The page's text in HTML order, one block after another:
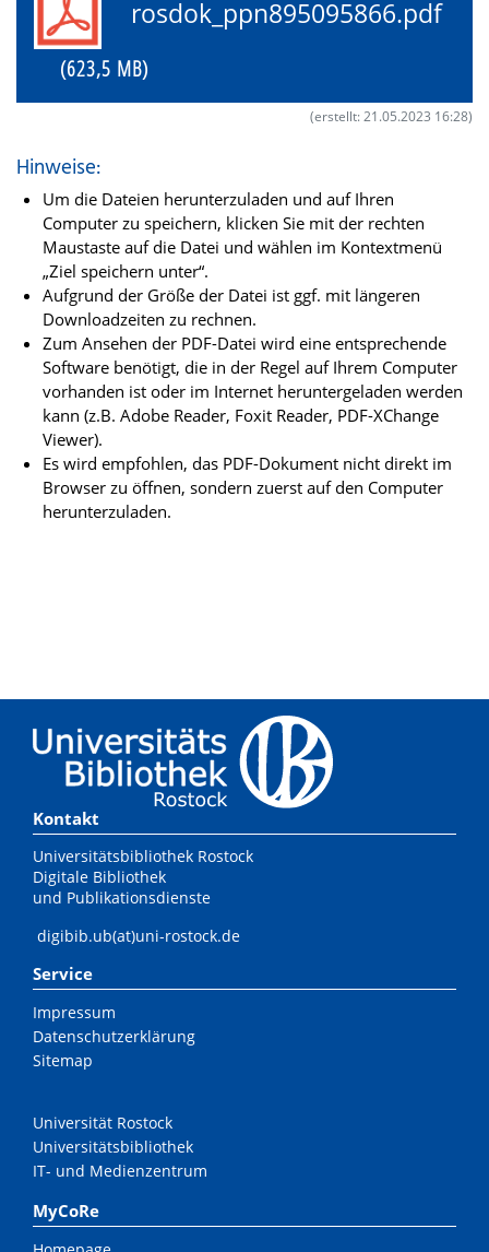
rosdok_ppn895095866.pdf
(623,5 MB)
(erstellt: 21.05.2023 16:28)
Hinweise:
Um die Dateien herunterzuladen und auf Ihren
Computer zu speichern, klicken Sie mit der rechten
Maustaste auf die Datei und wählen im Kontextmenü
„Ziel speichern unter“.
Aufgrund der Größe der Datei ist ggf. mit längeren
Downloadzeiten zu rechnen.
Zum Ansehen der PDF-Datei wird eine entsprechende
Software benötigt, die in der Regel auf Ihrem Computer
vorhanden ist oder im Internet heruntergeladen werden
kann (z.B. Adobe Reader, Foxit Reader, PDF-XChange
Viewer).
Es wird empfohlen, das PDF-Dokument nicht direkt im
Browser zu öffnen, sondern zuerst auf den Computer
herunterzuladen.
Kontakt
Universitätsbibliothek Rostock
Digitale Bibliothek
und Publikationsdienste
digibib.ub(at)uni-rostock.de
Service
Impressum
Datenschutzerklärung
Sitemap
Universität Rostock
Universitätsbibliothek
IT- und Medienzentrum
MyCoRe